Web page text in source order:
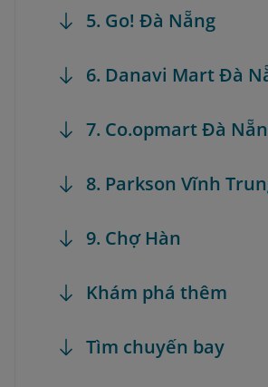
5. Go! Đà Nẵng
6. Danavi Mart Đà
7. Co.opmart Đà
8. Parkson Vĩnh
9. Chợ Hàn
Khám phá thêm
Tìm chuyến bay